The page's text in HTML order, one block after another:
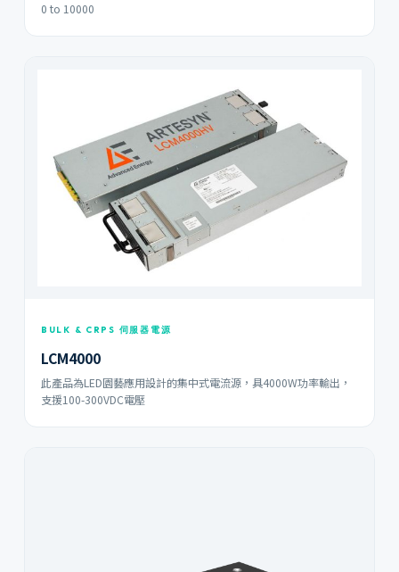
0 to 10000
BULK & CRPS 伺服器電源
LCM4000
此產品為LED園藝應用設計的集中式電流源，具4000W功率輸出，
支援100-300VDC電壓